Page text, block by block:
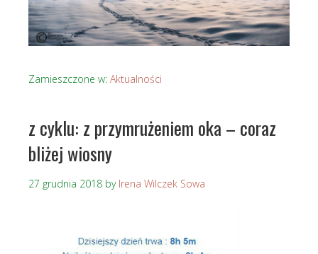
Zamieszczone w: Aktualności
z cyklu: z przymrużeniem oka – coraz
bliżej wiosny
27 grudnia 2018 by Irena Wilczek Sowa